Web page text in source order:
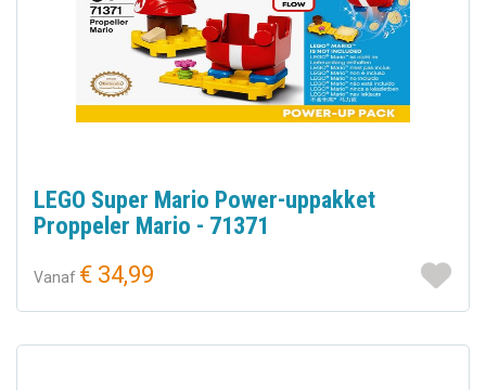
LEGO Super Mario Power-uppakket
Proppeler Mario - 71371
Vanaf € 34,99